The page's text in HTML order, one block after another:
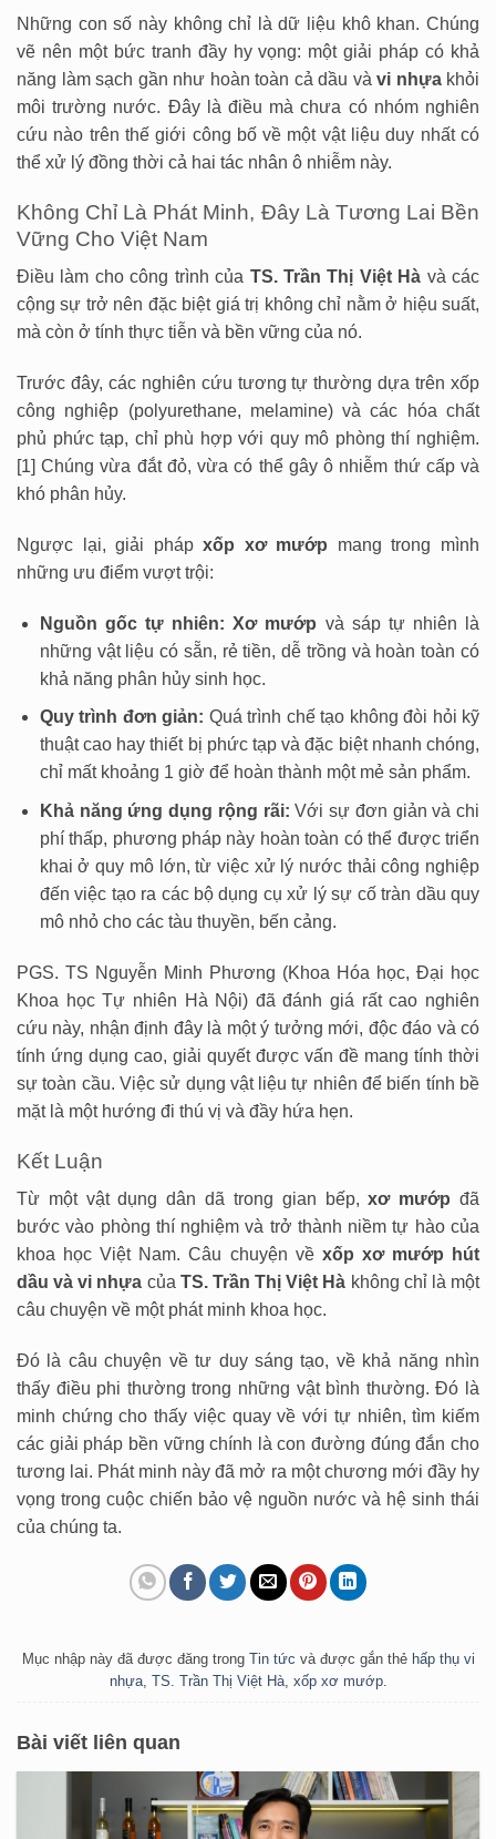
Những con số này không chỉ là dữ liệu khô khan. Chúng
vẽ nên một bức tranh đầy hy vọng: một giải pháp có khả
năng làm sạch gần như hoàn toàn cả dầu và vi nhựakhỏi
môi trường nước. Đây là điều mà chưa có nhóm nghiên
cứu nào trên thế giới công bố về một vật liệu duy nhất có
thể xử lý đồng thời cả hai tác nhân ô nhiễm này.
Không Chỉ Là Phát Minh, Đây Là Tương Lai Bền
Vững Cho Việt Nam
Điều làm cho công trình của TS. Trần Thị Việt Hà và các
cộng sự trở nên đặc biệt giá trị không chỉ nằm ở hiệu suất,
mà còn ở tính thực tiễn và bền vững của nó.
Trước đây, các nghiên cứu tương tự thường dựa trên xốp
công nghiệp (polyurethane, melamine) và các hóa chất
phủ phức tạp, chỉ phù hợp với quy mô phòng thí nghiệm.
[1] Chúng vừa đắt đỏ, vừa có thể gây ô nhiễm thứ cấp và
khó phân hủy.
Ngược lại, giải phápxốp xơ mướp mang trong mình
những ưu điểm vượt trội:
Nguồn gốc tự nhiên: Xơ mướp và sáp tự nhiên là
những vật liệu có sẵn, rẻ tiền, dễ trồng và hoàn toàn có
khả năng phân hủy sinh học.
Quy trình đơn giản: Quá trình chế tạo không đòi hỏi kỹ
thuật cao hay thiết bị phức tạp và đặc biệt nhanh chóng,
chỉ mất khoảng 1 giờ để hoàn thành một mẻ sản phẩm.
Khả năng ứng dụng rộng rãi: Với sự đơn giản và chi
phí thấp, phương pháp này hoàn toàn có thể được triển
khai ở quy mô lớn, từ việc xử lý nước thải công nghiệp
đến việc tạo ra các bộ dụng cụ xử lý sự cố tràn dầu quy
mô nhỏ cho các tàu thuyền, bến cảng.
PGS. TS Nguyễn Minh Phương (Khoa Hóa học, Đại học
Khoa học Tự nhiên Hà Nội) đã đánh giá rất cao nghiên
cứu này, nhận định đây là một ý tưởng mới, độc đáo và có
tính ứng dụng cao, giải quyết được vấn đề mang tính thời
sự toàn cầu. Việc sử dụng vật liệu tự nhiên để biến tính bề
mặt là một hướng đi thú vị và đầy hứa hẹn.
Kết Luận
Từ một vật dụng dân dã trong gian bếp,xơ mướp đã
bước vào phòng thí nghiệm và trở thành niềm tự hào của
khoa học Việt Nam. Câu chuyện về xốp xơ mướp hút
dầu và vi nhựa của TS. Trần Thị Việt Hà không chỉ là một
câu chuyện về một phát minh khoa học.
Đó là câu chuyện về tư duy sáng tạo, về khả năng nhìn
thấy điều phi thường trong những vật bình thường. Đó là
minh chứng cho thấy việc quay về với tự nhiên, tìm kiếm
các giải pháp bền vững chính là con đường đúng đắn cho
tương lai. Phát minh này đã mở ra một chương mới đầy hy
vọng trong cuộc chiến bảo vệ nguồn nước và hệ sinh thái
của chúng ta.
Mục nhập này đã được đăng trong Tin tức và được gắn thẻ hấp thụ vi
nhựa, TS. Trần Thị Việt Hà, xốp xơ mướp.
Bài viết liên quan